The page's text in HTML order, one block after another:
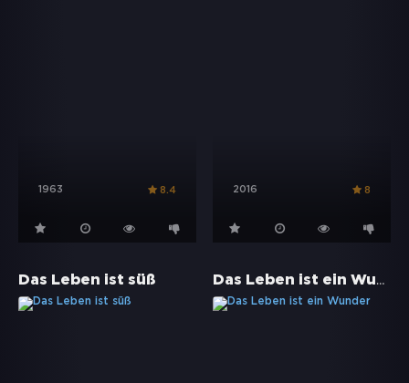
1963 8.4 2016 8
Das Leben ist süß Das Leben ist ein Wunder